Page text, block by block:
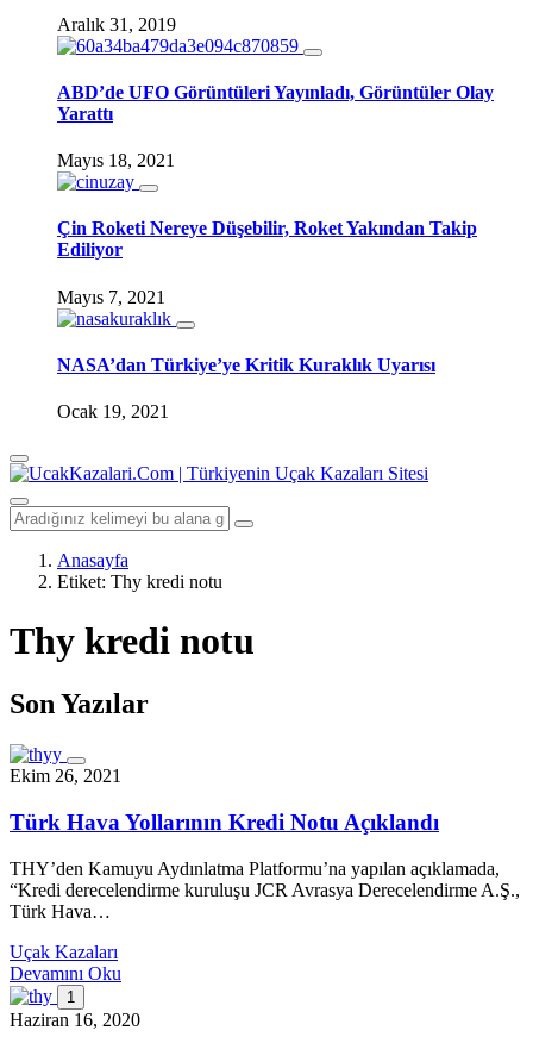
Aralık 31, 2019
ABD’de UFO Görüntüleri Yayınladı, Görüntüler Olay
Yarattı
Mayıs 18, 2021
Çin Roketi Nereye Düşebilir, Roket Yakından Takip
Ediliyor
Mayıs 7, 2021
NASA’dan Türkiye’ye Kritik Kuraklık Uyarısı
Ocak 19, 2021
Anasayfa
Etiket: Thy kredi notu
Thy kredi notu
Son Yazılar
Ekim 26, 2021
Türk Hava Yollarının Kredi Notu Açıklandı
THY’den Kamuyu Aydınlatma Platformu’na yapılan açıklamada,
“Kredi derecelendirme kuruluşu JCR Avrasya Derecelendirme A.Ş.,
Türk Hava…
Uçak Kazaları
Devamını Oku
1
Haziran 16, 2020